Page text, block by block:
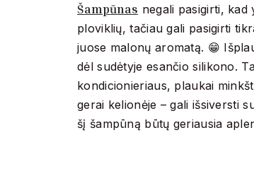
Šampūnas negali pasigirti,
ploviklių, tačiau gali pasigirti
juose malonų aromatą. 😁
dėl sudėtyje esančio silikono.
kondicionieriaus, plaukai
gerai kelionėje – gali išsiversti
šį šampūną būtų geriausia